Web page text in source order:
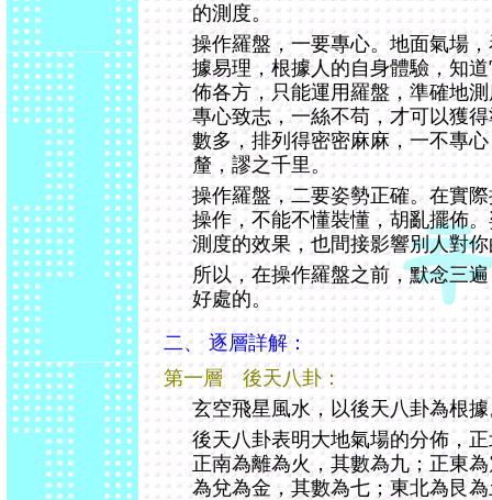
的測度。
操作羅盤，一要專心。地面氣場
據易理，根據人的自身體驗，知
佈各方，只能運用羅盤，準確地
專心致志，一絲不苟，才可以獲
數多，排列得密密麻麻，一不專
釐，謬之千里。
操作羅盤，二要姿勢正確。在實
操作，不能不懂裝懂，胡亂擺佈
測度的效果，也間接影響別人對
所以，在操作羅盤之前，默念三
好處的。
二、 逐層詳解：
第一層 後天八卦：
玄空飛星風水，以後天八卦為根
後天八卦表明大地氣場的分佈，
正南為離為火，其數為九；正東
為兌為金，其數為七；東北為艮